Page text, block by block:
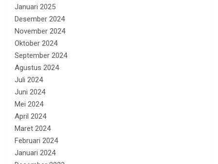
Januari 2025
Desember 2024
November 2024
Oktober 2024
September 2024
Agustus 2024
Juli 2024
Juni 2024
Mei 2024
April 2024
Maret 2024
Februari 2024
Januari 2024